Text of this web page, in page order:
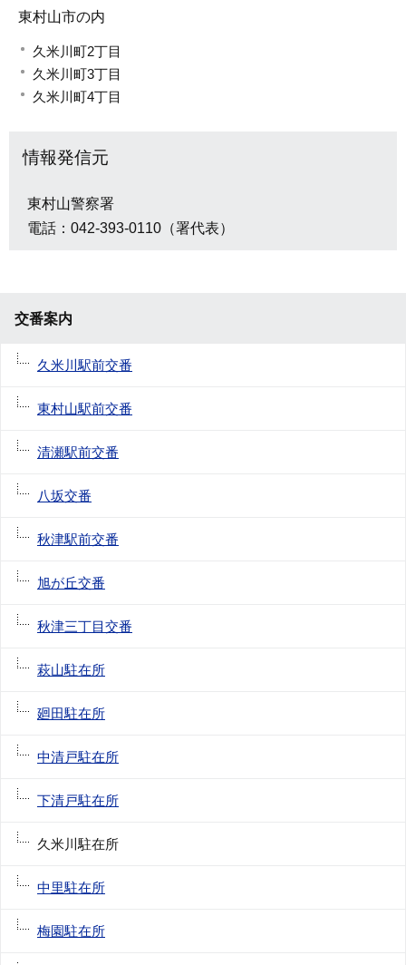
東村山市の内
久米川町2丁目
久米川町3丁目
久米川町4丁目
情報発信元
東村山警察署
電話：042-393-0110（署代表）
交番案内
久米川駅前交番
東村山駅前交番
清瀬駅前交番
八坂交番
秋津駅前交番
旭が丘交番
秋津三丁目交番
萩山駐在所
廻田駐在所
中清戸駐在所
下清戸駐在所
久米川駐在所
中里駐在所
梅園駐在所